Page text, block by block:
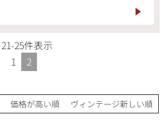
ルロワ
白ワイン
21-25件表示
1
2
価格が高い順 ヴィンテージ新しい順